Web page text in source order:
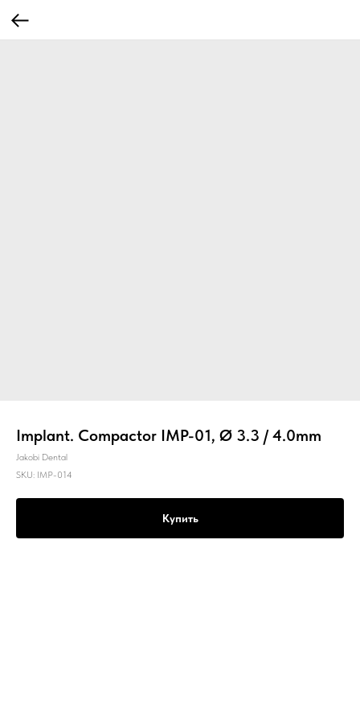
Implant. Compactor IMP-01, Ø 3.3 / 4.0mm
Jakobi Dental
SKU: IMP-014
Купить